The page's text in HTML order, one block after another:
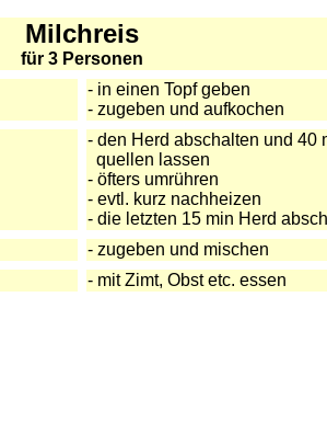
Milchreis
für 3 Personen
- in einen Topf geben
- zugeben und aufkochen
- den Herd abschalten und 40
quellen lassen
- öfters umrühren
- evtl. kurz nachheizen
- die letzten 15 min Herd
- zugeben und mischen
- mit Zimt, Obst etc. essen